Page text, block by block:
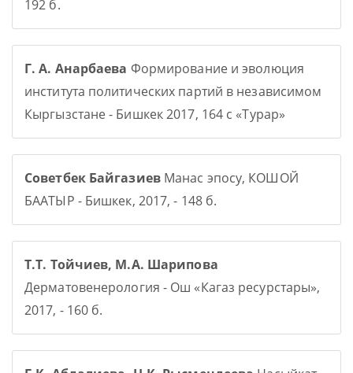
192 б.
Г. А. Анарбаева Формирование и эволюция
института политических партий в независимом
Кыргызстане - Бишкек 2017, 164 с «Турар»
Советбек БайгазиевМанас эпосу, КОШОЙ
БААТЫР - Бишкек, 2017, - 148 б.
Т.Т. Тойчиев, М.А. Шарипова
Дерматовенерология - Ош «Кагаз ресурстары»,
2017, - 160 б.